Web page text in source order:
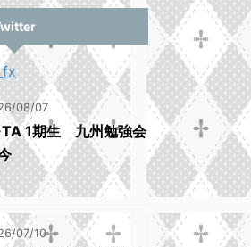
08/07
1期生 九州勉強会
07/10